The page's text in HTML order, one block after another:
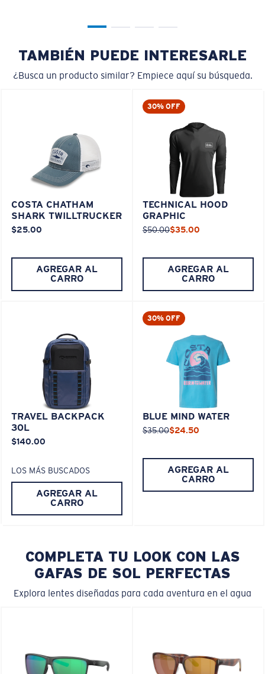
TAMBIÉN PUEDE INTERESARLE
¿Busca un producto similar? Empiece aquí su búsqueda.
COSTA CHATHAM
SHARK TWILLTRUCKER
$25.00
AGREGAR AL
CARRO
30% OFF
TECHNICAL HOOD
GRAPHIC
$50.00$35.00
AGREGAR AL
CARRO
TRAVEL BACKPACK
30L
$140.00
LOS MÁS BUSCADOS
AGREGAR AL
CARRO
30% OFF
BLUE MIND WATER
$35.00$24.50
AGREGAR AL
CARRO
COMPLETA TU LOOK CON LAS
GAFAS DE SOL PERFECTAS
Explora lentes diseñadas para cada aventura en el agua